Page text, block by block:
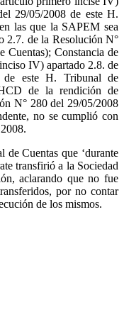
29/05/2008 de este H.
las que la SAPEM sea
2.7. de la Resolución N°
Cuentas); Constancia de
IV) apartado 2.8. de
de este H. Tribunal de
de la rendición de
N° 280 del 29/05/2008
no se cumplió con
de Cuentas que ‘durante
transfirió a la Sociedad
aclarando que no fue
por no contar
de los mismos.